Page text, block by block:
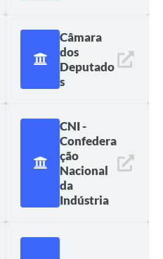
Câmara
dos
Deputado
s
CNI -
Confedera
ção
Nacional
da
Indústria